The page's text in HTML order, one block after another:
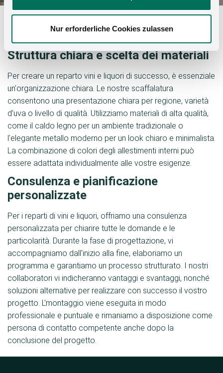
Nur erforderliche Cookies zulassen
Struttura chiara e scelta dei materiali
Per creare un reparto vini e liquori di successo, è essenziale
un'organizzazione chiara. Le nostre scaffalatura
consentono una presentazione chiara per regione, varietà
d'uva o livello di qualità. Utilizziamo materiali di alta qualità,
come il caldo legno per un ambiente tradizionale o
l'elegante metallo moderno per un look chiaro e minimalista.
La combinazione di colori degli allestimenti interni può
essere adattata individualmente alle vostre esigenze.
Consulenza e pianificazione
personalizzate
Per i reparti di vini e liquori, offriamo una consulenza
personalizzata per chiarire tutte le domande e le
particolarità. Durante la fase di progettazione, vi
accompagniamo dall'inizio alla fine, elaboriamo un
programma e garantiamo un processo strutturato. I nostri
collaboratori vi indicheranno vantaggi e svantaggi, nonché
soluzioni alternative per realizzare con successo il vostro
progetto. L'montaggio viene eseguita in modo
professionale e puntuale e rimaniamo a disposizione come
persona di contatto competente anche dopo la
conclusione del progetto.